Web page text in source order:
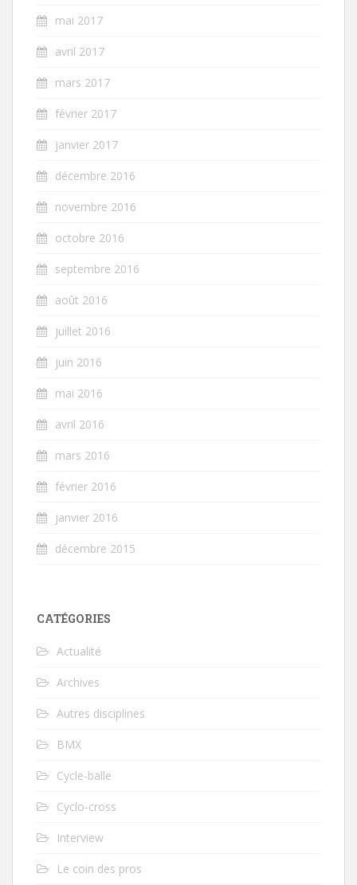
mai 2017
avril 2017
mars 2017
février 2017
janvier 2017
décembre 2016
novembre 2016
octobre 2016
septembre 2016
août 2016
juillet 2016
juin 2016
mai 2016
avril 2016
mars 2016
février 2016
janvier 2016
décembre 2015
CATÉGORIES
Actualité
Archives
Autres disciplines
BMX
Cycle-balle
Cyclo-cross
Interview
Le coin des pros